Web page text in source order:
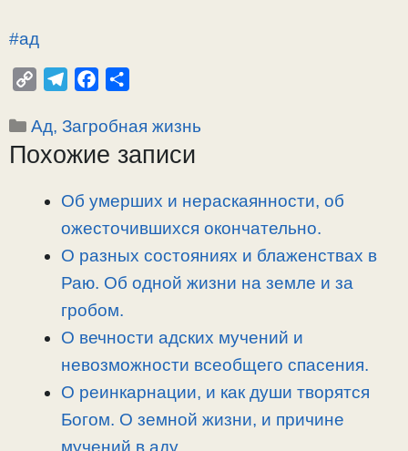
#ад
p
y
l
e
r
c
e
o
п
р
в
Рубрики
Ад, Загробная жизнь
Похожие записи
Об умерших и нераскаянности, об
ожесточившихся окончательно.
О разных состояниях и блаженствах в
Раю. Об одной жизни на земле и за
гробом.
О вечности адских мучений и
невозможности всеобщего спасения.
О реинкарнации, и как души творятся
Богом. О земной жизни, и причине
мучений в аду.